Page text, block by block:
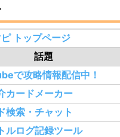
トップページ
話題
で攻略情報配信中！
カードメーカー
検索・チャット
ルログ記録ツール